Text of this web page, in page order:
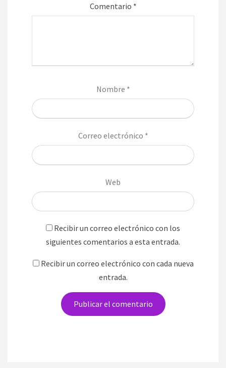
Comentario *
Nombre *
Correo electrónico *
Web
Recibir un correo electrónico con los
siguientes comentarios a esta entrada.
Recibir un correo electrónico con cada nueva
entrada.